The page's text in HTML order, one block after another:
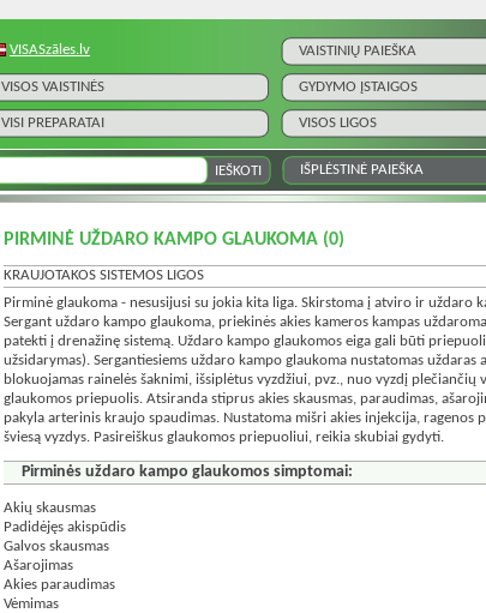
VISASzāles.lv VAISTINIŲ PAIEŠKA
VISOS VAISTINĖS GYDYMO ĮSTAIGOS
VISI PREPARATAI VISOS LIGOS
IŠPLĖSTINĖ PAIEŠKA
PIRMINĖ UŽDARO KAMPO GLAUKOMA (0)
KRAUJOTAKOS SISTEMOS LIGOS
Pirminė glaukoma - nesusijusi su jokia kita liga. Skirstoma į atviro ir uždaro
Sergant uždaro kampo glaukoma, priekinės akies kameros kampas
patekti į drenažinę sistemą. Uždaro kampo glaukomos eiga gali būti
užsidarymas). Sergantiesiems uždaro kampo glaukoma nustatomas
blokuojamas rainelės šaknimi, išsiplėtus vyzdžiui, pvz., nuo vyzdį
glaukomos priepuolis. Atsiranda stiprus akies skausmas, paraudimas,
pakyla arterinis kraujo spaudimas. Nustatoma mišri akies injekcija,
šviesą vyzdys. Pasireiškus glaukomos priepuoliui, reikia skubiai gydyti.
Pirminės uždaro kampo glaukomos simptomai:
Akių skausmas
Padidėjęs akispūdis
Galvos skausmas
Ašarojimas
Akies paraudimas
Vėmimas